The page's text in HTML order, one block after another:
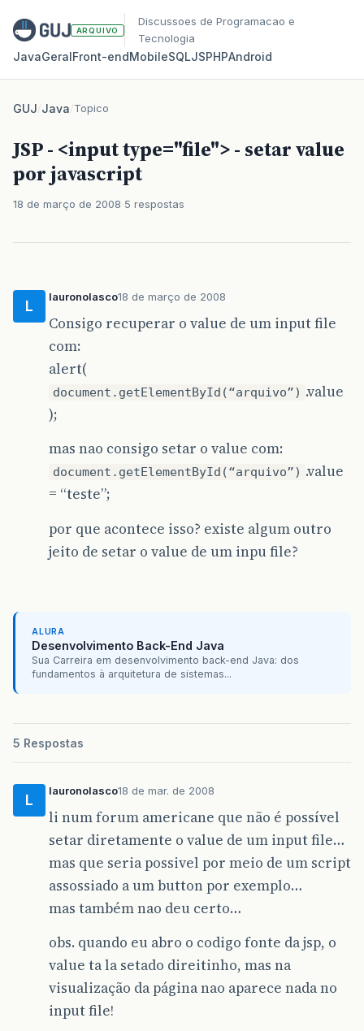
ARQUIVO
Discussoes de Programacao e
Tecnologia
JavaGeralFront‑endMobileSQLJSPHPAndroid
GUJ/Java/Topico
JSP - <input type="file"> - setar value
por javascript
18 de março de 2008 5 respostas
L
lauronolasco18 de março de 2008
Consigo recuperar o value de um input file
com:
alert(
document.getElementById(“arquivo”) .value
);
mas nao consigo setar o value com:
document.getElementById(“arquivo”) .value
= “teste”;
por que acontece isso? existe algum outro
jeito de setar o value de um inpu file?
ALURA
Desenvolvimento Back-End Java
Sua Carreira em desenvolvimento back-end Java: dos
fundamentos à arquitetura de sistemas...
5 Respostas
L
lauronolasco18 de mar. de 2008
li num forum americane que não é possível
setar diretamente o value de um input file…
mas que seria possivel por meio de um script
assossiado a um button por exemplo…
mas também nao deu certo…
obs. quando eu abro o codigo fonte da jsp, o
value ta la setado direitinho, mas na
visualização da página nao aparece nada no
input file!